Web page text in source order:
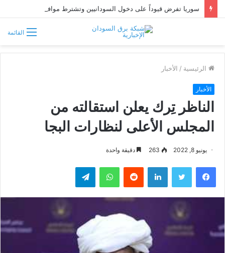
القائمة
الرئيسية / الأخبار
الأخبار
الناظر تِرك يعلن استقالته من
المجلس الأعلى لنظارات البجا
يونيو 8, 2022 263 دقيقة واحدة
فيسبوك تويتر لينكدإن واتساب تيلقرام